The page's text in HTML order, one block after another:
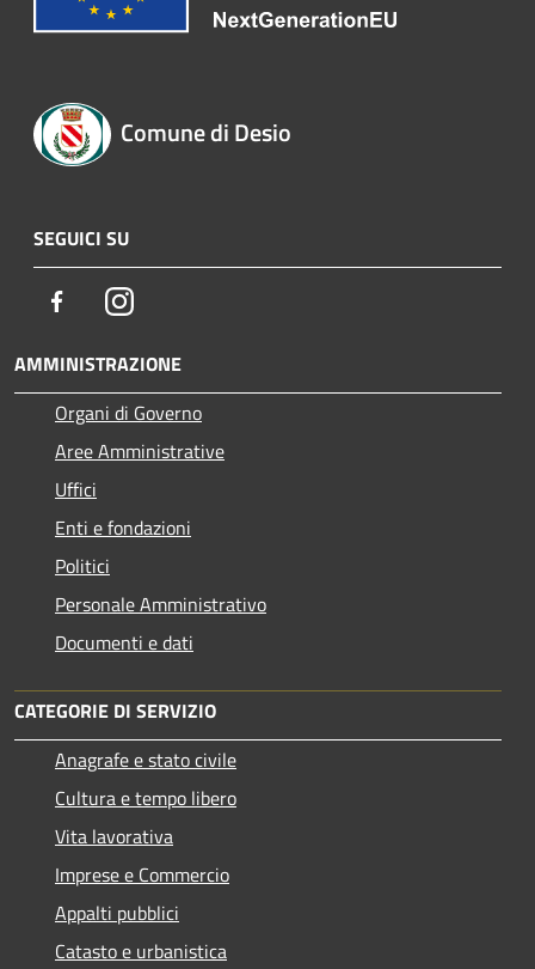
Comune di Desio
SEGUICI SU
FacebookInstagram
AMMINISTRAZIONE
Organi di Governo
Aree Amministrative
Uffici
Enti e fondazioni
Politici
Personale Amministrativo
Documenti e dati
CATEGORIE DI SERVIZIO
Anagrafe e stato civile
Cultura e tempo libero
Vita lavorativa
Imprese e Commercio
Appalti pubblici
Catasto e urbanistica